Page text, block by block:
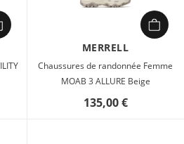
MERRELL
Chaussures de randonnée Femme
MOAB 3 ALLURE Beige
135,00 €